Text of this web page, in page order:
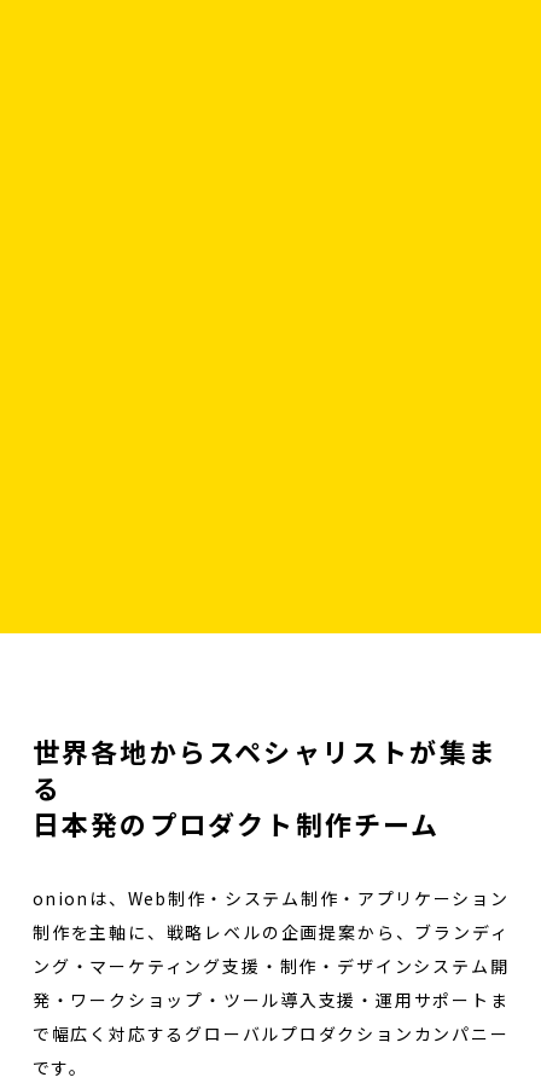
世界各地からスペシャリストが集ま
る
日本発のプロダクト制作チーム
onionは、Web制作・システム制作・アプリケーション
制作を主軸に、戦略レベルの企画提案から、ブランディ
ング・マーケティング支援・制作・デザインシステム開
発・ワークショップ・ツール導入支援・運用サポートま
で幅広く対応するグローバルプロダクションカンパニー
です。